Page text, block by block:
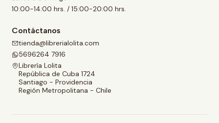
10:00-14:00 hrs. / 15:00-20:00 hrs.
Contáctanos
tienda@librerialolita.com
5696264 7916
Librería Lolita
República de Cuba 1724
Santiago - Providencia
Región Metropolitana - Chile